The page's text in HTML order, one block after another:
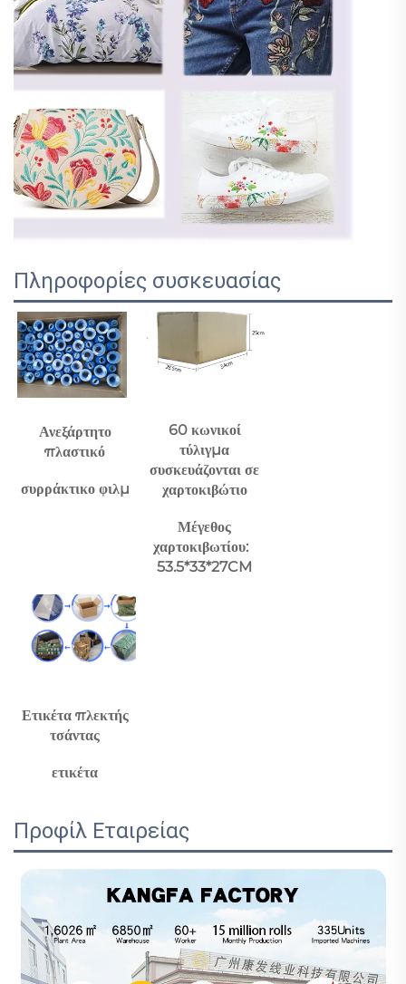
Πληροφορίες συσκευασίας
Ανεξάρτητο
πλαστικό
συρράκτικο φιλμ
60 κωνικοί
τύλιγμα
συσκευάζονται σε
χαρτοκιβώτιο
Μέγεθος
53.5*33*27CM
Ετικέτα πλεκτής
τσάντας
ετικέτα
Προφίλ Εταιρείας